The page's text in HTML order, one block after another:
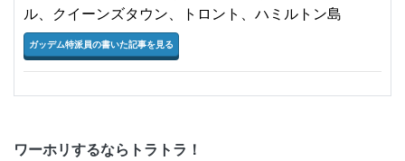
ル、クイーンズタウン、トロント、ハミルトン島
ガッデム特派員の書いた記事を見る
ワーホリするならトラトラ！